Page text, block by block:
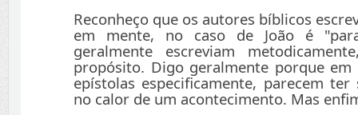
Reconheço que os autores bíblicos
em mente, no caso de João é
geralmente escreviam
propósito. Digo geralmente porque em
epístolas especificamente, parecem
no calor de um acontecimento. Mas